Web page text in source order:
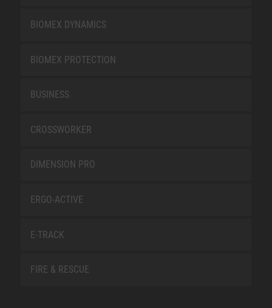
BIOMEX DYNAMICS
BIOMEX PROTECTION
BUSINESS
CROSSWORKER
DIMENSION PRO
ERGO-ACTIVE
E-TRACK
FIRE & RESCUE